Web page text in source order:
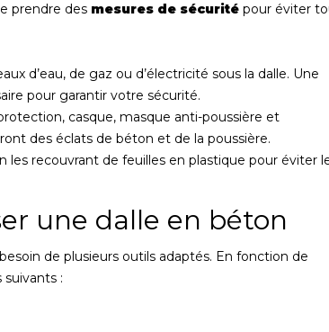
prendre des mesures de sécurité pour éviter
d’eau, de gaz ou d’électricité sous la dalle. Une
pour garantir votre sécurité.
casque, masque anti-poussière et
des éclats de béton et de la poussière.
les recouvrant de feuilles en plastique pour éviter
une dalle en béton
de plusieurs outils adaptés. En fonction de
suivants :